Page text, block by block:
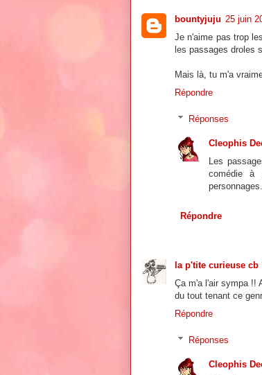
bountyjuju 25 juin
Je n'aime pas trop
les passages droles
Mais là, tu m'a
Répondre
Réponses
Cleophis
Les
comédie à
personnages.
Répondre
la p'tite curieuse cb
Ça m'a l'air sympa !!
du tout tenant ce
Répondre
Réponses
Cleophis